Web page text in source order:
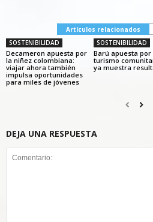
Artículos relacionados
SOSTENIBILIDAD
Decameron apuesta por
la niñez colombiana:
viajar ahora también
impulsa oportunidades
para miles de jóvenes
SOSTENIBILIDAD
Barú apuesta por
turismo
ya muestra
DEJA UNA RESPUESTA